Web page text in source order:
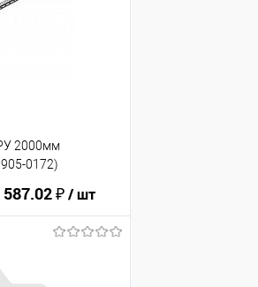
2000мм
0172)
587.02 ₽/ шт